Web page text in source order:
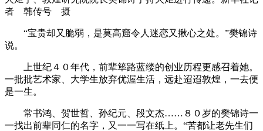
者 韩传号 摄
“宝贵却又脆弱，是莫高窟令人迷恋又揪心之处。”樊锦诗
说。
上世纪４０年代，前辈筚路蓝缕的创业历程更感召着她。
一批批艺术家、大学生放弃优渥生活，远赴迢迢敦煌，一去便
是一生。
常书鸿、贺世哲、孙纪元、段文杰……８０岁的樊锦诗一
一找出前辈同仁的名字，又一一写在纸上。“苦都让老先生们